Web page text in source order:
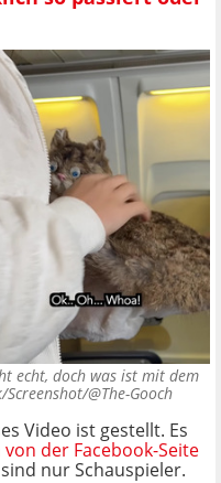
echt, doch was ist mit dem
@The-Gooch
Video ist gestellt. Es
von der Facebook-Seite
nur Schauspieler.